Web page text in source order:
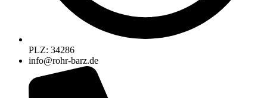
PLZ: 34286
info@rohr-barz.de